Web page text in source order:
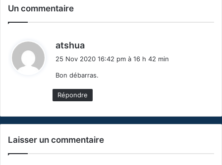
Un commentaire
atshua
:
25 Nov 2020 16:42 pm à 16 h 42 min
Bon débarras.
Répondre
Laisser un commentaire